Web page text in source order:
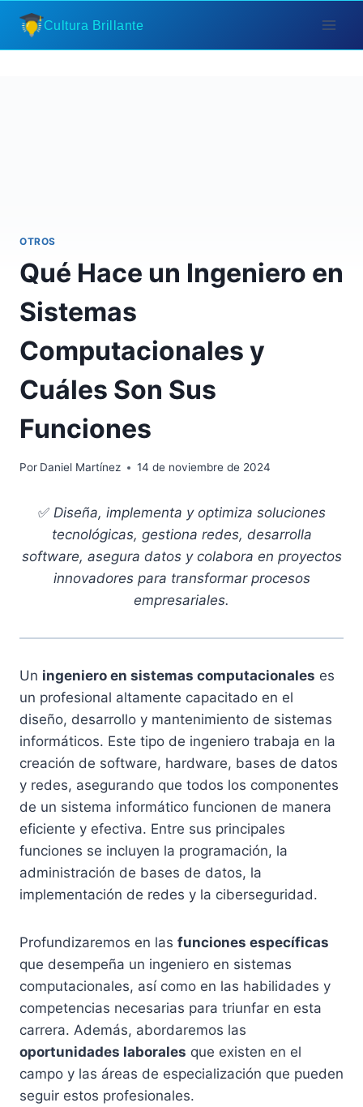
Saltar
contenido
Cultura Brillante
OTROS
Qué Hace un Ingeniero en
Sistemas
Computacionales y
Cuáles Son Sus
Funciones
Por Daniel Martínez 14 de noviembre de 2024
✅ Diseña, implementa y optimiza soluciones
tecnológicas, gestiona redes, desarrolla
software, asegura datos y colabora en proyectos
innovadores para transformar procesos
empresariales.
Un ingeniero en sistemas computacionales es
un profesional altamente capacitado en el
diseño, desarrollo y mantenimiento de sistemas
informáticos. Este tipo de ingeniero trabaja en la
creación de software, hardware, bases de datos
y redes, asegurando que todos los componentes
de un sistema informático funcionen de manera
eficiente y efectiva. Entre sus principales
funciones se incluyen la programación, la
administración de bases de datos, la
implementación de redes y la ciberseguridad.
Profundizaremos en las funciones específicas
que desempeña un ingeniero en sistemas
computacionales, así como en las habilidades y
competencias necesarias para triunfar en esta
carrera. Además, abordaremos las
oportunidades laborales que existen en el
campo y las áreas de especialización que pueden
seguir estos profesionales.